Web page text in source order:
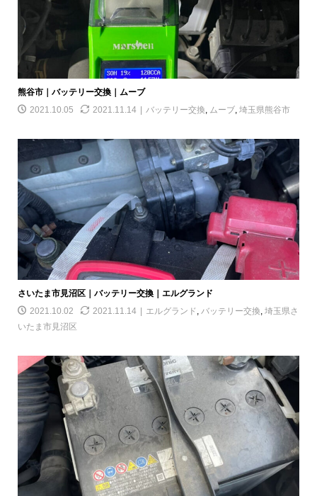
熊谷市｜バッテリー交換｜ムーブ
2021.10.05
2021.11.14 バッテリー交換, ムーブ, 埼玉県熊谷市
さいたま市見沼区｜バッテリー交換｜エルグランド
2021.10.02
2021.11.14 エルグランド , バッテリー交換, 埼玉県さ
いたま市見沼区